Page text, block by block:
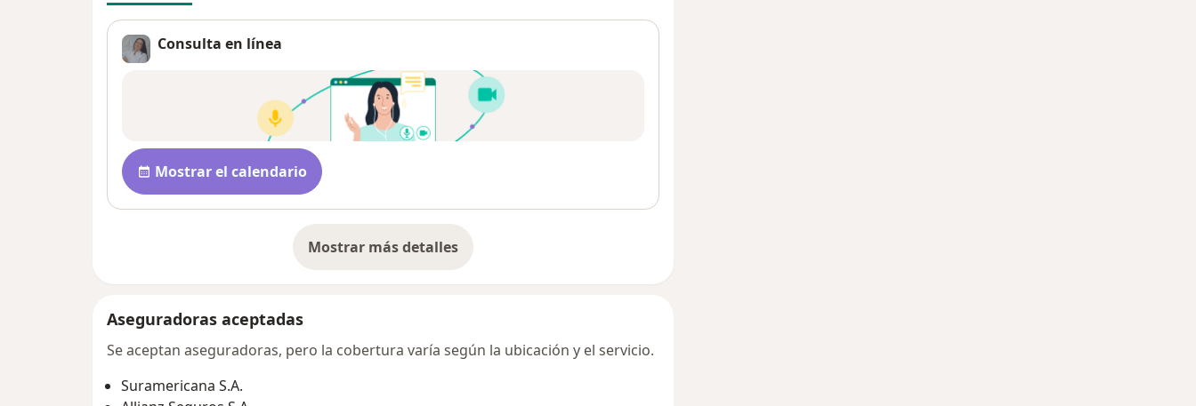
Consulta en línea
Disponibilidad
Mostrar el calendario
Mostrar más detalles
sobre la dirección
Aseguradoras aceptadas
Se aceptan aseguradoras, pero la cobertura varía según la ubicación y el servicio.
Suramericana S.A.